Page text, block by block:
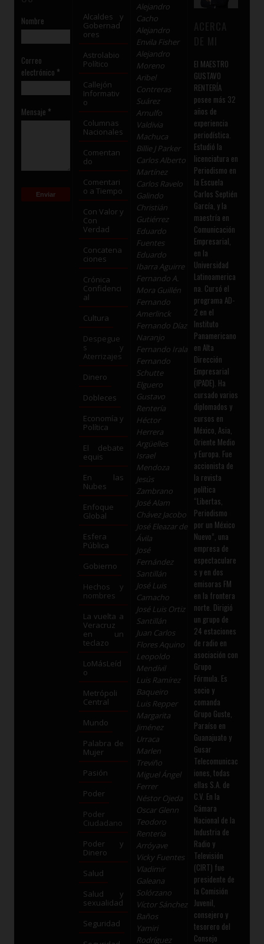
Nombre
Correo
electrónico *
Mensaje *
Alcaldes y
Gobernad
ores
Astrolabio
Político
Callejón
Informativ
o
Columnas
Nacionales
Comentan
do
Comentari
o a Tiempo
Con Valor y
Con
Verdad
Concatena
ciones
Crónica
Confidenci
al
Cultura
Despegue
s y
Aterrizajes
Dinero
Dobleces
Economía y
Política
El debate
equis
En las
Nubes
Enfoque
Global
Esfera
Pública
Gobierno
Hechos y
nombres
La vuelta a
Veracruz
en un
teclazo
LoMásLeíd
o
Metrópoli
Central
Mundo
Palabra de
Mujer
Pasión
Poder
Poder
Ciudadano
Poder y
Dinero
Salud
Salud y
sexualidad
Seguridad
Alejandro
Cacho
Alejandro
Envila Fisher
Alejandro
Moreno
Aribel
Contreras
Suárez
Arnulfo
Valdivia
Machuca
Billie J Parker
Carlos Alberto
Martínez
Carlos Ravelo
Galindo
Christián
Gutiérrez
Eduardo
Fuentes
Eduardo
Ibarra Aguirre
Fernando A.
Mora Guillén
Fernando
Amerlinck
Fernando Díaz
Naranjo
Fernando Irala
Fernando
Schutte
Elguero
Gustavo
Rentería
Héctor
Herrera
Argüelles
Israel
Mendoza
Jesús
Zambrano
José Alam
Chávez Jacobo
José Eleazar de
Ávila
José
Fernández
Santillán
José Luis
Camacho
José Luis Ortiz
Santillán
Juan Carlos
Flores Aquino
Leopoldo
Mendívil
Luis Ramírez
Baqueiro
Luis Repper
Margarita
Jiménez
Urraca
Marlen
Treviño
Miguel Ángel
Ferrer
Néstor Ojeda
Oscar Glenn
Teodoro
Rentería
Arróyave
Vicky Fuentes
Vladimir
Galeana
Solórzano
Víctor Sánchez
Baños
Yamiri
Rodríguez
El MAESTRO
GUSTAVO
RENTERÍA
posee más 32
años de
experiencia
periodística.
Estudió la
licenciatura en
Periodismo en
la Escuela
Carlos Septién
García, y la
maestría en
Comunicación
Empresarial,
en la
Universidad
Latinoamerica
na. Cursó el
programa AD-
2 en el
Instituto
Panamericano
en Alta
Dirección
Empresarial
(IPADE). Ha
cursado varios
diplomados y
cursos en
México, Asia,
Oriente Medio
y Europa. Fue
accionista de
la revista
política
“Libertas,
Periodismo
por un México
Nuevo”, una
empresa de
espectaculare
s y en dos
emisoras FM
en la frontera
norte. Dirigió
un grupo de
24 estaciones
de radio en
asociación con
Grupo
Fórmula. Es
socio y
comanda
Grupo Guste,
Paraíso en
Guanajuato y
Gusar
Telecomunicac
iones, todas
ellas S.A. de
C.V. En la
Cámara
Nacional de la
Industria de
Radio y
Televisión
(CIRT) fue
presidente de
la Comisión
Juvenil,
consejero y
tesorero del
Consejo